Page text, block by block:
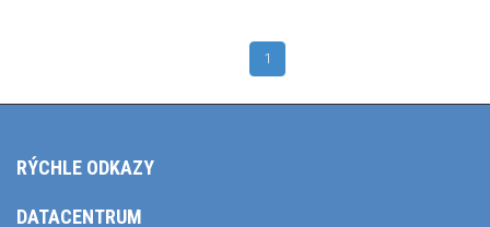
1
RÝCHLE ODKAZY
DATACENTRUM